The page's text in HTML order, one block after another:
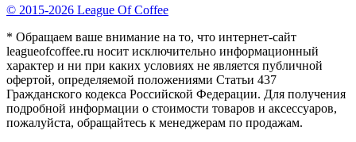
© 2015-2026 League Of Coffee
* Обращаем ваше внимание на то, что интернет-сайт
leagueofcoffee.ru носит исключительно информационный
характер и ни при каких условиях не является публичной
офертой, определяемой положениями Статьи 437
Гражданского кодекса Российской Федерации. Для получения
подробной информации о стоимости товаров и аксессуаров,
пожалуйста, обращайтесь к менеджерам по продажам.